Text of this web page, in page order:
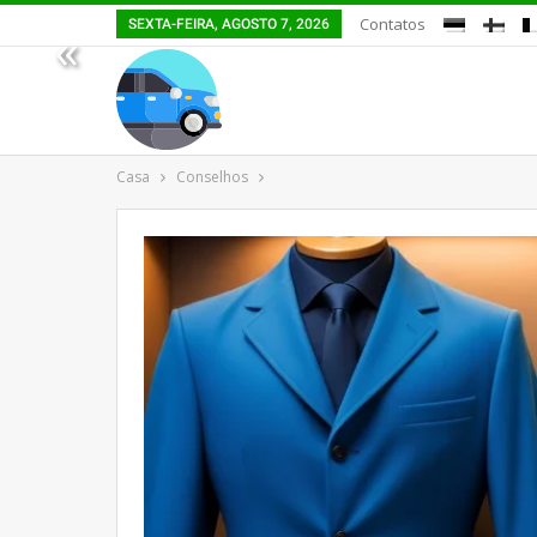
« SEXTA-FEIRA, AGOSTO 7, 2026 Contatos
Casa Conselhos